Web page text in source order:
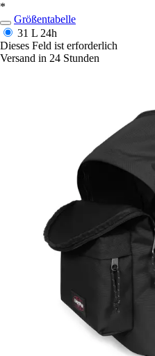
*
Größentabelle
31 L 24h
Dieses Feld ist erforderlich
Versand in 24 Stunden